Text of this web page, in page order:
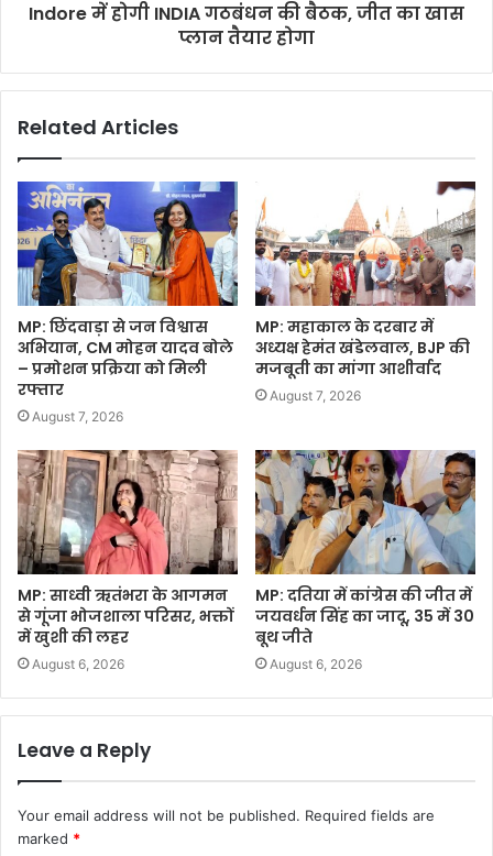
Indore में होगी INDIA गठबंधन की बैठक, जीत का खास
प्लान तैयार होगा
Related Articles
MP: छिंदवाड़ा से जन विश्वास
अभियान, CM मोहन यादव बोले
– प्रमोशन प्रक्रिया को मिली
रफ्तार
August 7, 2026
MP: महाकाल के दरबार में
अध्यक्ष हेमंत खंडेलवाल, BJP की
मजबूती का मांगा आशीर्वाद
August 7, 2026
MP: साध्वी ऋतंभरा के आगमन
से गूंजा भोजशाला परिसर, भक्तों
में खुशी की लहर
August 6, 2026
MP: दतिया में कांग्रेस की जीत में
जयवर्धन सिंह का जादू, 35 में 30
बूथ जीते
August 6, 2026
Leave a Reply
Your email address will not be published. Required fields are
marked *